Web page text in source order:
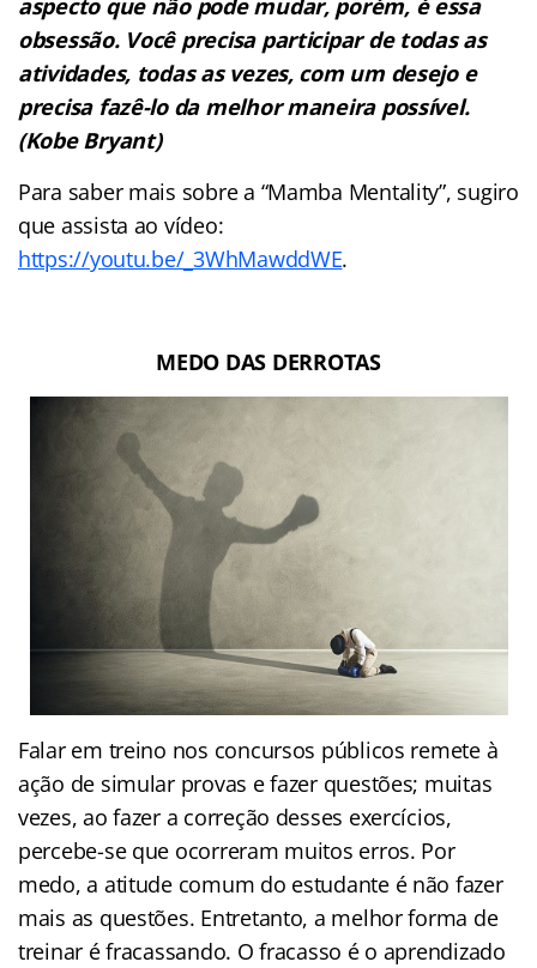
aspecto que não pode mudar, porém, é essa
obsessão. Você precisa participar de todas as
atividades, todas as vezes, com um desejo e
precisa fazê-lo da melhor maneira possível.
(Kobe Bryant)
Para saber mais sobre a “Mamba Mentality”, sugiro
que assista ao vídeo:
https://youtu.be/_3WhMawddWE.
MEDO DAS DERROTAS
Falar em treino nos concursos públicos remete à
ação de simular provas e fazer questões; muitas
vezes, ao fazer a correção desses exercícios,
percebe-se que ocorreram muitos erros. Por
medo, a atitude comum do estudante é não fazer
mais as questões. Entretanto, a melhor forma de
treinar é fracassando. O fracasso é o aprendizado